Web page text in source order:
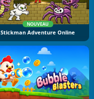
NOUVEAU
Stickman Adventure Online